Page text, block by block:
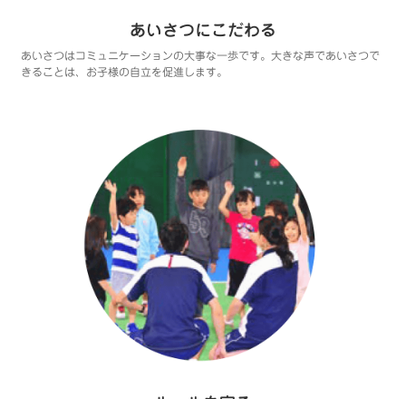
あいさつにこだわる
あいさつはコミュニケーションの大事な一歩です。大きな声であいさつで
きることは、お子様の自立を促進します。